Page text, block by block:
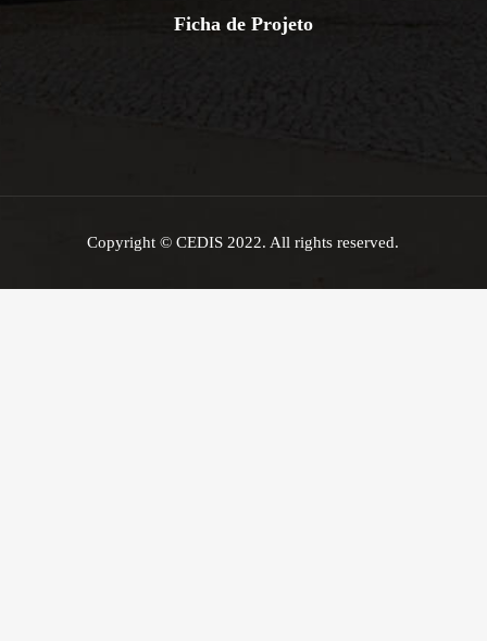
Ficha de Projeto
Copyright © CEDIS 2022. All rights reserved.